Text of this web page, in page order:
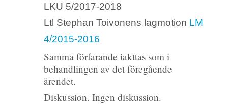
LKU 5/2017-2018
Ltl Stephan Toivonens lagmotion LM
4/2015-2016
Samma förfarande iakttas som i
behandlingen av det föregående
ärendet.
Diskussion. Ingen diskussion.